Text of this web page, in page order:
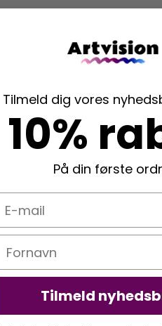
Tilmeld dig vores
10%
På din første
E-mail
Navn
Tilmeld